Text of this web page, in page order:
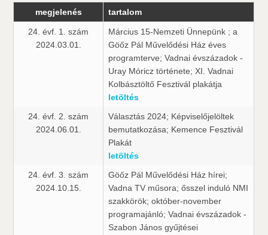
megjelenés tartalom
24. évf. 1. szám
2024.03.01.
Március 15-Nemzeti Ünnepünk ; a
Göőz Pál Művelődési Ház éves
programterve; Vadnai évszázadok -
Uray Móricz története; XI. Vadnai
Kolbásztöltő Fesztivál plakátja
letöltés
24. évf. 2. szám
2024.06.01.
Választás 2024; Képviselőjelöltek
bemutatkozása; Kemence Fesztivál
Plakát
letöltés
24. évf. 3. szám
2024.10.15.
Göőz Pál Művelődési Ház hírei;
Vadna TV műsora; ősszel induló NMI
szakkörök; október-november
programajánló; Vadnai évszázadok -
Szabon János gyűjtései